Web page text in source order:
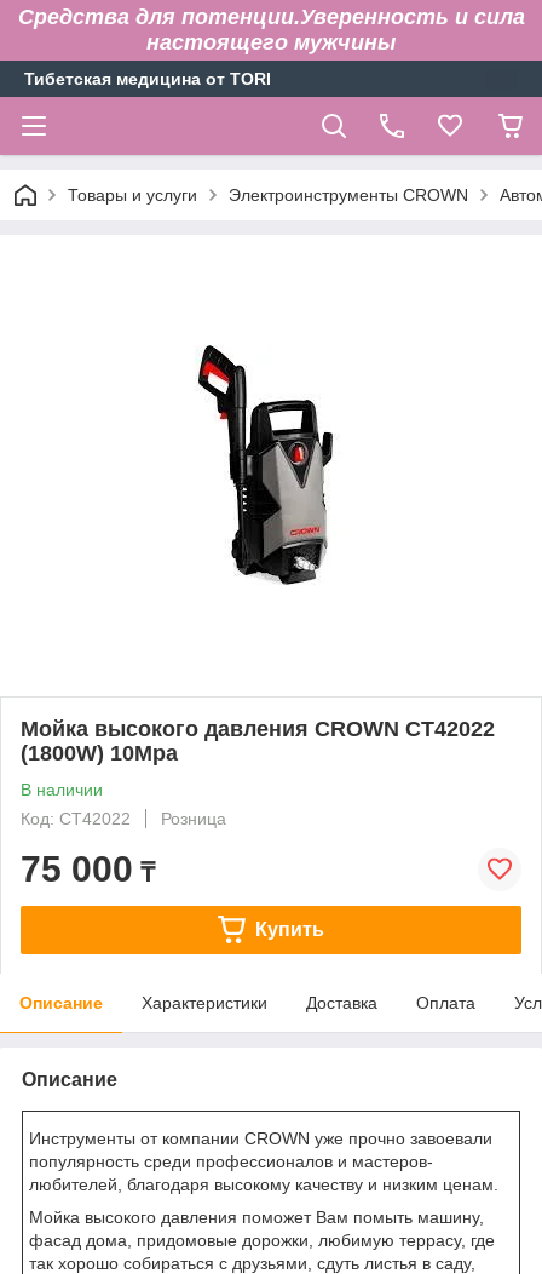
Средства для потенции.Уверенность и сила
настоящего мужчины
Тибетская медицина от TORI
Товары и услуги Электроинструменты CROWN
Мойка высокого давления CROWN CT42022
(1800W) 10Mpa
В наличии
Код: CT42022
Розница
75 000 ₸
Купить
Описание Характеристики Доставка Оплата
Описание
Инструменты от компании CROWN уже прочно завоевали
популярность среди профессионалов и мастеров-
любителей, благодаря высокому качеству и низким ценам.
Мойка высокого давления поможет Вам помыть машину,
фасад дома, придомовые дорожки, любимую террасу, где
так хорошо собираться с друзьями, сдуть листья в саду,